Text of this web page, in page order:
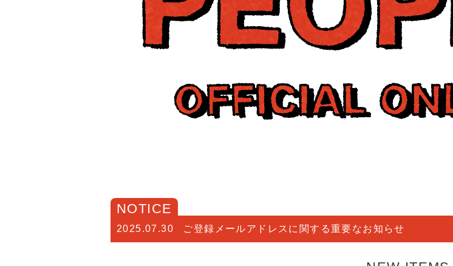
NOTICE
2025.07.30 ご登録メールアドレスに関する重要なお知らせ